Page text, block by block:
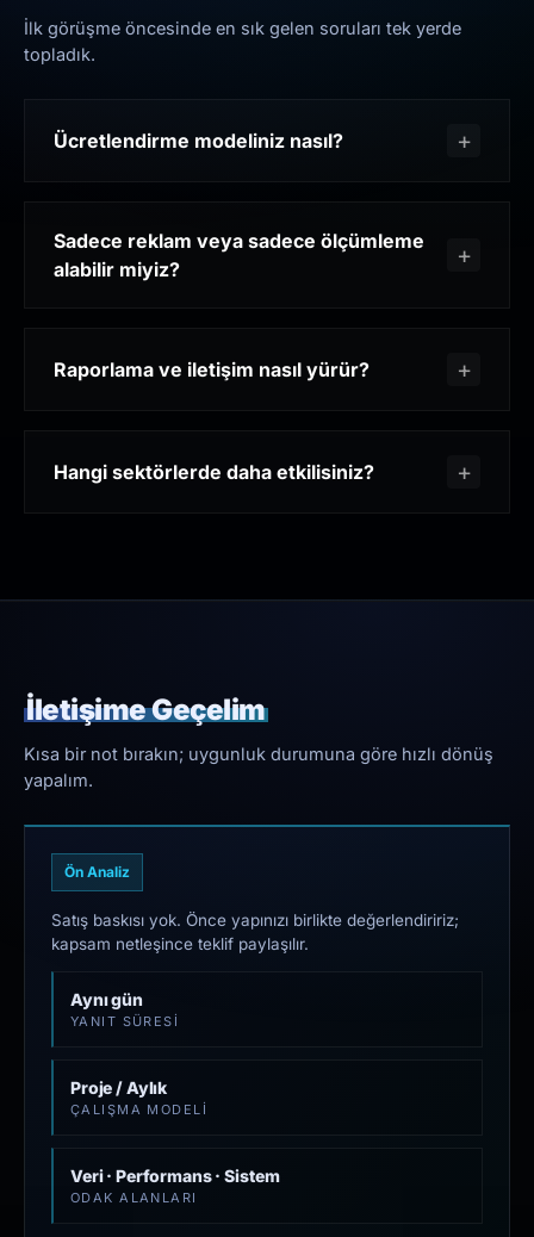
İlk görüşme öncesinde en sık gelen soruları tek yerde
topladık.
Ücretlendirme modeliniz nasıl?
Sadece reklam veya sadece ölçümleme
alabilir miyiz?
Raporlama ve iletişim nasıl yürür?
Hangi sektörlerde daha etkilisiniz?
İletişime Geçelim
Kısa bir not bırakın; uygunluk durumuna göre hızlı dönüş
yapalım.
Ön Analiz
Satış baskısı yok. Önce yapınızı birlikte değerlendiririz;
kapsam netleşince teklif paylaşılır.
Aynı gün
YANIT SÜRESI
Proje / Aylık
ÇALIŞMA MODELI
Veri · Performans · Sistem
ODAK ALANLARI